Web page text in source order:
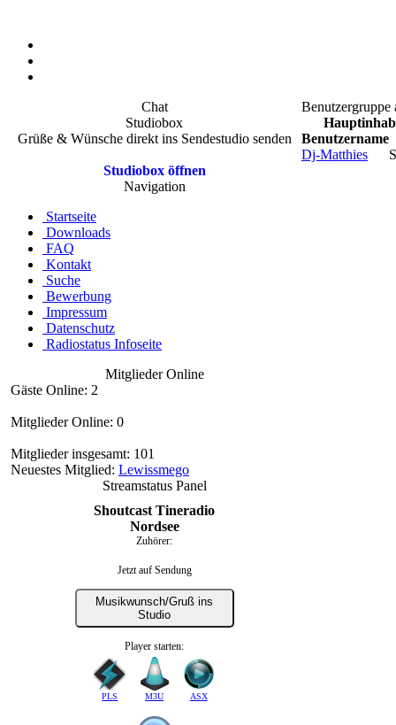
Chat
Studiobox
Grüße & Wünsche direkt ins Sendestudio senden
Studiobox öffnen
Navigation
Startseite
Downloads
FAQ
Kontakt
Suche
Bewerbung
Impressum
Datenschutz
Radiostatus Infoseite
Mitglieder Online
Gäste Online: 2
Mitglieder Online: 0
Mitglieder insgesamt: 101
Neuestes Mitglied: Lewissmego
Streamstatus Panel
Shoutcast Tineradio
Nordsee
Zuhörer:
Jetzt auf Sendung
Musikwunsch/Gruß ins
Studio
Player starten:
PLS M3U ASX
Benutzergruppe
Benutzername
Dj-Matthies